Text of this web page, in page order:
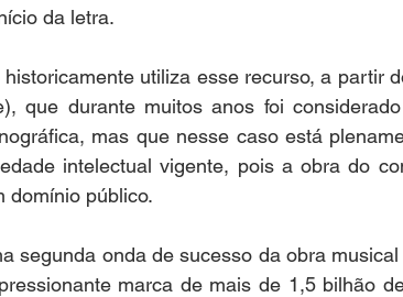
da letra.
utiliza esse recurso, a partir
que durante muitos anos foi
mas que nesse caso está
intelectual vigente, pois a obra do
domínio público.
segunda onda de sucesso da obra
marca de mais de 1,5 bilhão